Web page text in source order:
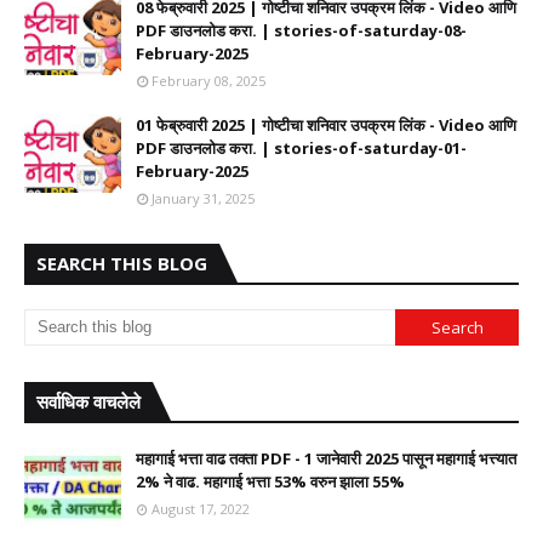
08 फेब्रुवारी 2025 | गोष्टीचा शनिवार उपक्रम लिंक - Video आणि
PDF डाउनलोड करा. | stories-of-saturday-08-
February-2025
February 08, 2025
01 फेब्रुवारी 2025 | गोष्टीचा शनिवार उपक्रम लिंक - Video आणि
PDF डाउनलोड करा. | stories-of-saturday-01-
February-2025
January 31, 2025
SEARCH THIS BLOG
सर्वाधिक वाचलेले
महागाई भत्ता वाढ तक्ता PDF - 1 जानेवारी 2025 पासून महागाई भत्त्यात
2% ने वाढ. महागाई भत्ता 53% वरुन झाला 55%
August 17, 2022